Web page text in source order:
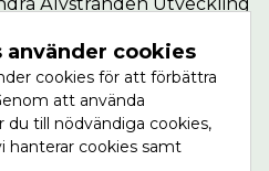
använder cookies
cookies för att förbättra
att använda
till nödvändiga cookies,
hanterar cookies samt
av Vision Älvstaden,
där
till dubbel storlek, på
mer om Masthuggskajen